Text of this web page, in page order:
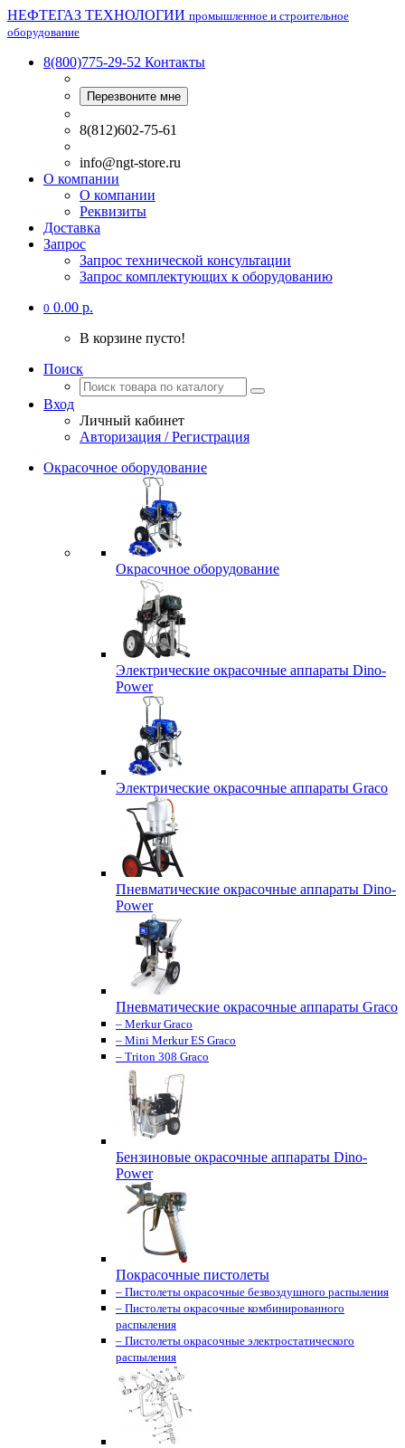
НЕФТЕГАЗ ТЕХНОЛОГИИ промышленное и строительное
оборудование
8(800)775-29-52 Контакты
Перезвоните мне
8(812)602-75-61
info@ngt-store.ru
О компании
О компании
Реквизиты
Доставка
Запрос
Запрос технической консультации
Запрос комплектующих к оборудованию
0 0.00 р.
В корзине пусто!
Поиск
Вход
Личный кабинет
Авторизация / Регистрация
Окрасочное оборудование
Окрасочное оборудование
Электрические окрасочные аппараты Dino-
Power
Электрические окрасочные аппараты Graco
Пневматические окрасочные аппараты Dino-
Power
Пневматические окрасочные аппараты Graco
– Merkur Graco
– Mini Merkur ES Graco
– Triton 308 Graco
Бензиновые окрасочные аппараты Dino-
Power
Покрасочные пистолеты
– Пистолеты окрасочные безвоздушного распыления
– Пистолеты окрасочные комбинированного
распыления
– Пистолеты окрасочные электростатического
распыления